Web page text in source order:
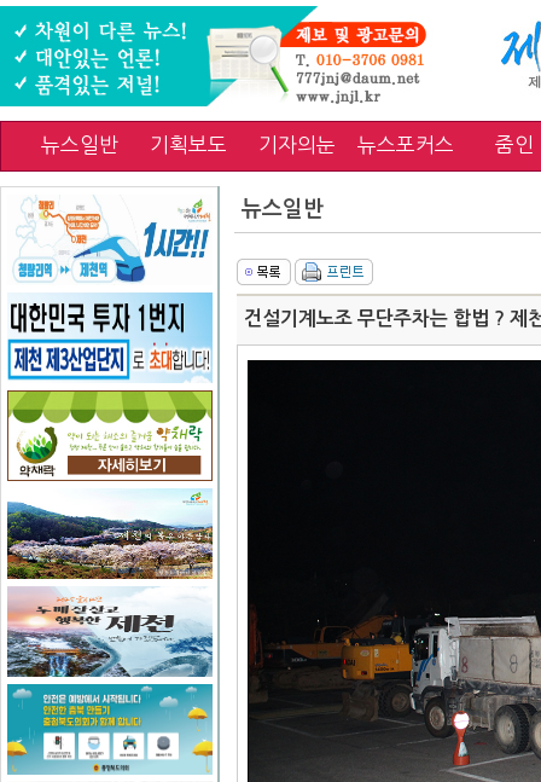
뉴스일반 기획보도 기자의눈 뉴스포커스 줌인
뉴스일반
건설기계노조 무단주차는 합법 ? 제